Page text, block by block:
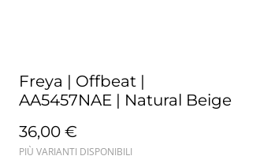
Freya | Offbeat |
AA5457NAE | Natural Beige
36,00 €
PIÙ VARIANTI DISPONIBILI